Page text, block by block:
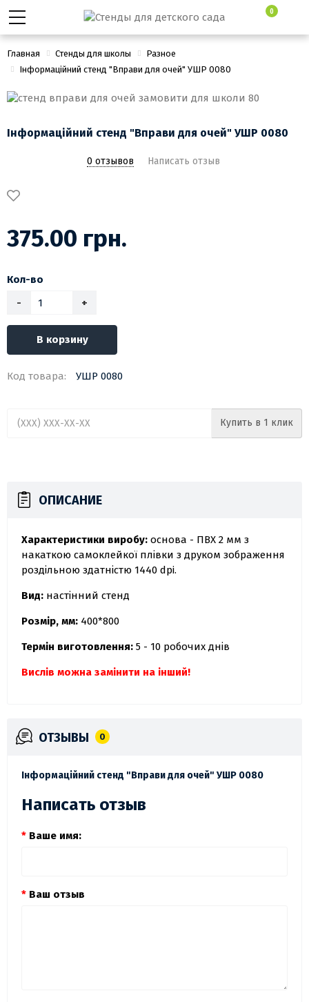
0
Главная Стенды для школы
Разное
Інформаційний стенд "Вправи для очей" УШР 0080
Інформаційний стенд "Вправи для очей" УШР 0080
0 отзывов Написать отзыв
375.00 грн.
Кол-во
-
+
В корзину
Код товара: УШР 0080
Купить в 1 клик
ОПИСАНИЕ
Характеристики виробу: основа - ПВХ 2 мм з
накаткою самоклейкої плівки з друком зображення
роздільною здатністю 1440 dpi.
Вид: настінний стенд
Розмір, мм: 400*800
Термін виготовлення: 5 - 10 робочих днів
Вислів можна замінити на інший!
ОТЗЫВЫ 0
Інформаційний стенд "Вправи для очей" УШР 0080
Написать отзыв
Ваше имя:
Ваш отзыв